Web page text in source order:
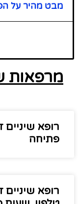
מבט מהיר על
מרפאות
רופא שיניים
פתיחה
רופא